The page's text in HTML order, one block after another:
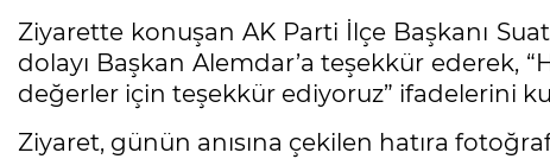
Ziyarette konuşan AK Parti İlçe Başkanı
dolayı Başkan Alemdar’a teşekkür ederek,
değerler için teşekkür ediyoruz” ifadelerini
Ziyaret, günün anısına çekilen hatıra